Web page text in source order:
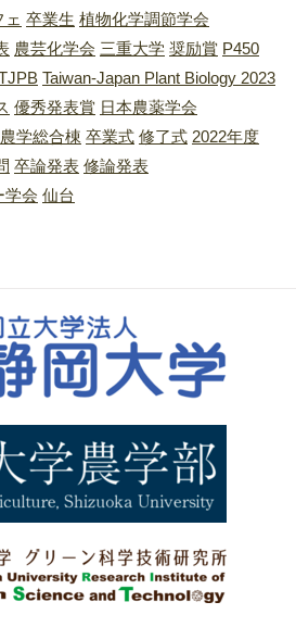
卒業生 植物化学調節学会
農芸化学会 三重大学 奨励賞 P450
Taiwan-Japan Plant Biology 2023
優秀発表賞 日本農薬学会
農学総合棟 卒業式 修了式 2022年度
卒論発表 修論発表
学会 仙台